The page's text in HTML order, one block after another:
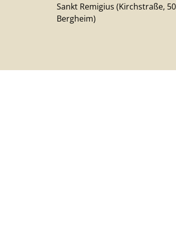
Sankt Remigius (Kirchstraße,
Bergheim)